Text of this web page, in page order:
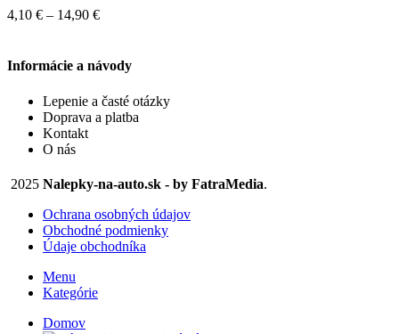
variantov.
môžete
vybrať
stránke
produktu.
4,10 € – 14,90 €Price
through
14,90 €
Informácie a návody
Lepenie a časté otázky
Doprava a platba
Kontakt
O nás
2025 Nalepky-na-auto.sk - by FatraMedia.
Ochrana osobných údajov
Obchodné podmienky
Údaje obchodníka
Menu
Kategórie
Domov